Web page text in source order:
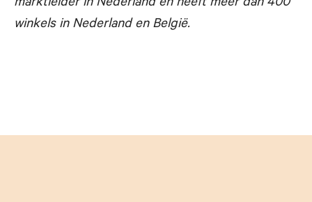
marktleider in Nederland en heeft meer dan 400
winkels in Nederland en België.